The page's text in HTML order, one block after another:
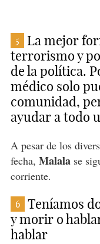
5
La mejor
terrorismo y
de la política.
médico solo
comunidad,
ayudar a todo
A pesar de los
fecha, Malalase
corriente.
6
Teníamos
y morir o
hablar